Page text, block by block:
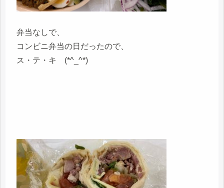
弁当なしで、
コンビニ弁当の日だったので、
ス・テ・キ (*^_^*)